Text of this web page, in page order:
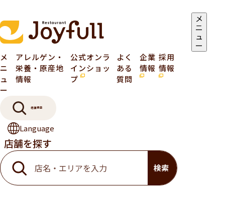
メ
ニ
ュ
ー
メ
ニ
ュ
ー
アレルゲン・
栄養・原産地
情報
公式オンラ
インショッ
プ
よく
ある
質問
企業
情報
採用
情報
店舗検索
Language
店舗を探す
検索